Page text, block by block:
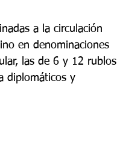
a la circulación
en denominaciones
las de 6 y 12 rublos
diplomáticos y